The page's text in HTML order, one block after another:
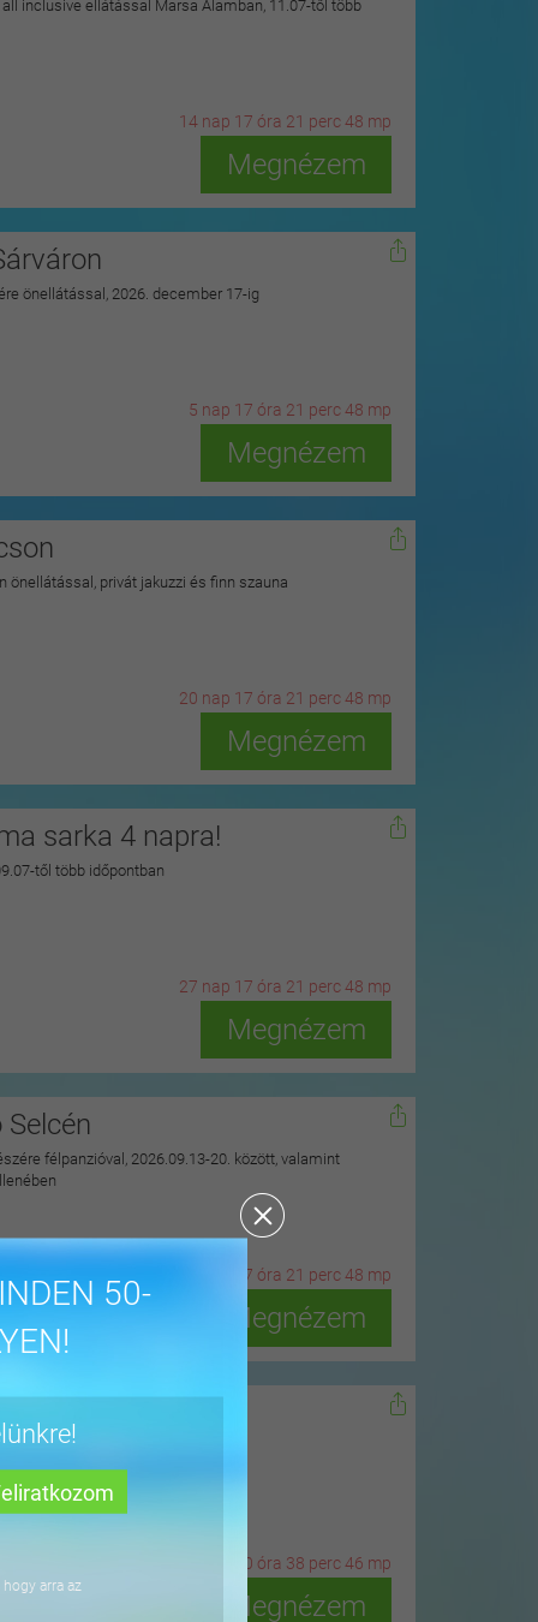
50-
arra az
inclusive ellátással Marsa Alamban, 11.07-től több
14 nap 17 óra 21 perc46 mp
Megnézem
önellátással, 2026. december 17-ig
5 nap 17 óra 21 perc46 mp
Megnézem
önellátással, privát jakuzzi és finn szauna
20 nap 17 óra 21 perc46 mp
Megnézem
sarka 4 napra!
től több időpontban
27 nap 17 óra 21 perc46 mp
Megnézem
félpanzióval, 2026.09.13-20. között, valamint
17 óra 21 perc46 mp
Megnézem
15-ig
10 óra 38 perc44 mp
Megnézem